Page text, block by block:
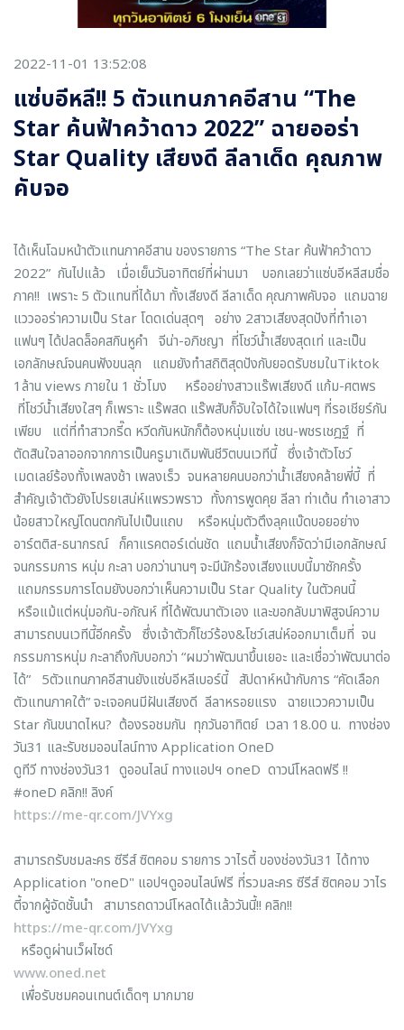
2022-11-01 13:52:08
แซ่บอีหลี!! 5 ตัวแทนภาคอีสาน “The
Star ค้นฟ้าคว้าดาว 2022” ฉายออร่า
Star Quality เสียงดี ลีลาเด็ด คุณภาพ
คับจอ
ได้เห็นโฉมหน้าตัวแทนภาคอีสาน ของรายการ “The Star ค้นฟ้าคว้าดาว
2022” กันไปแล้ว เมื่อเย็นวันอาทิตย์ที่ผ่านมา บอกเลยว่าแซ่บอีหลีสมชื่อ
ภาค!! เพราะ 5 ตัวแทนที่ได้มา ทั้งเสียงดี ลีลาเด็ด คุณภาพคับจอ แถมฉาย
แววออร่าความเป็น Star โดดเด่นสุดๆ อย่าง 2สาวเสียงสุดปังที่ทำเอา
แฟนๆ ได้ปลดล็อคสกินหูคำ จีน่า-อภิชญา ที่โชว์น้ำเสียงสุดเท่ และเป็น
เอกลักษณ์จนคนฟังขนลุก แถมยังทำสถิติสุดปังกับยอดรับชมในTiktok
1ล้าน views ภายใน 1 ชั่วโมง หรืออย่างสาวแร๊พเสียงดี แก้ม-ศตพร
ที่โชว์น้ำเสียงใสๆ ก็เพราะ แร๊พสด แร๊พสับก็จับใจได้ใจแฟนๆ ที่รอเชียร์กัน
เพียบ แต่ที่ทำสาวกรี๊ด หวีดกันหนักก็ต้องหนุ่มแซ่บ เชน-พชรเชฎฐ์ ที่
ตัดสินใจลาออกจากการเป็นครูมาเดิมพันชีวิตบนเวทีนี้ ซึ่งเจ้าตัวโชว์
เมดเลย์ร้องทั้งเพลงช้า เพลงเร็ว จนหลายคนบอกว่าน้ำเสียงคล้ายพี่บี้ ที่
สำคัญเจ้าตัวยังโปรยเสน่ห์แพรวพราว ทั้งการพูดคุย ลีลา ท่าเต้น ทำเอาสาว
น้อยสาวใหญ่โดนตกกันไปเป็นแถบ หรือหนุ่มตัวตึงลุคแบ๊ดบอยอย่าง
อาร์ตติส-ธนากรณ์ ก็คาแรคตอร์เด่นชัด แถมน้ำเสียงก็จัดว่ามีเอกลักษณ์
จนกรรมการ หนุ่ม กะลา บอกว่านานๆ จะมีนักร้องเสียงแบบนี้มาซักครั้ง
แถมกรรมการโดมยังบอกว่าเห็นความเป็น Star Quality ในตัวคนนี้
หรือแม้แต่หนุ่มอกัน-อกัณห์ ที่ได้พัฒนาตัวเอง และขอกลับมาพิสูจน์ความ
สามารถบนเวทีนี้อีกครั้ง ซึ่งเจ้าตัวก็โชว์ร้อง&โชว์เสน่ห์ออกมาเต็มที่ จน
กรรมการหนุ่ม กะลาถึงกับบอกว่า “ผมว่าพัฒนาขึ้นเยอะ และเชื่อว่าพัฒนาต่อ
ได้” 5ตัวแทนภาคอีสานยังแซ่บอีหลีเบอร์นี้ สัปดาห์หน้ากับการ “คัดเลือก
ตัวแทนภาคใต้” จะเจอคนมีฝันเสียงดี ลีลาหรอยแรง ฉายแววความเป็น
Star กันขนาดไหน? ต้องรอชมกัน ทุกวันอาทิตย์ เวลา 18.00 น. ทางช่อง
วัน31 และรับชมออนไลน์ทาง Application OneD
ดูทีวี ทางช่องวัน31 ดูออนไลน์ ทางแอปฯ oneD ดาวน์โหลดฟรี !!
#oneD คลิก!! ลิงค์
https://me-qr.com/JVYxg
สามารถรับชมละคร ซีรีส์ ซิตคอม รายการ วาไรตี้ ของช่องวัน31 ได้ทาง
Application "oneD" แอปฯดูออนไลน์ฟรี ที่รวมละคร ซีรีส์ ซิตคอม วาไร
ตี้จากผู้จัดชั้นนำ สามารถดาวน์โหลดได้เเล้ววันนี้!! คลิก!!
https://me-qr.com/JVYxg
หรือดูผ่านเว็ผไซด์
www.oned.net
เพื่อรับชมคอนเทนต์เด็ดๆ มากมาย